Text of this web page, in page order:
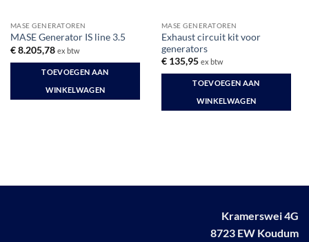
MASE GENERATOREN
MASE Generator IS line 3.5
€8.205,78 ex btw
TOEVOEGEN AAN
WINKELWAGEN
MASE GENERATOREN
Exhaust circuit kit voor
generators
€135,95 ex btw
TOEVOEGEN AAN
WINKELWAGEN
Kramerswei 4G
8723 EW Koudum